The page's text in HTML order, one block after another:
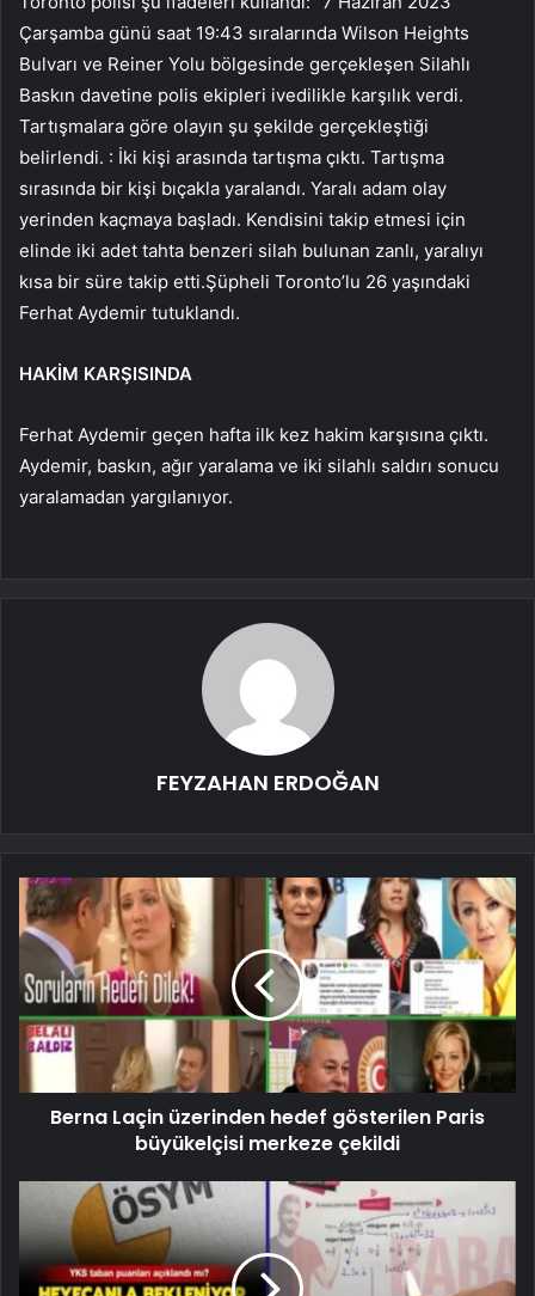
Çarşamba günü saat 19:43 sıralarında Wilson Heights
Bulvarı ve Reiner Yolu bölgesinde gerçekleşen Silahlı
Baskın davetine polis ekipleri ivedilikle karşılık verdi.
Tartışmalara göre olayın şu şekilde gerçekleştiği
belirlendi. : İki kişi arasında tartışma çıktı. Tartışma
sırasında bir kişi bıçakla yaralandı. Yaralı adam olay
yerinden kaçmaya başladı. Kendisini takip etmesi için
elinde iki adet tahta benzeri silah bulunan zanlı, yaralıyı
kısa bir süre takip etti.Şüpheli Toronto’lu 26 yaşındaki
Ferhat Aydemir tutuklandı.
HAKİM KARŞISINDA
Ferhat Aydemir geçen hafta ilk kez hakim karşısına çıktı.
Aydemir, baskın, ağır yaralama ve iki silahlı saldırı sonucu
yaralamadan yargılanıyor.
FEYZAHAN ERDOĞAN
Berna Laçin üzerinden hedef gösterilen Paris
büyükelçisi merkeze çekildi